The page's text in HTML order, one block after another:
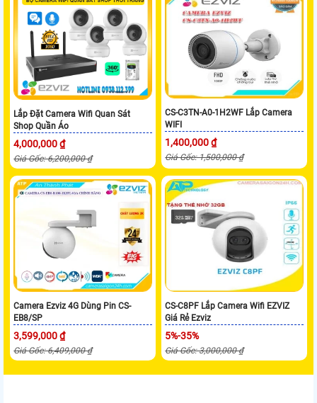
Lắp Đặt Camera Wifi Quan Sát
Shop Quần Áo
4,000,000 ₫
Giá Gốc: 6,200,000 ₫
CS-C3TN-A0-1H2WF Lắp Camera
WIFI
1,400,000 ₫
Giá Gốc: 1,500,000 ₫
Camera Ezviz 4G Dùng Pin CS-
EB8/SP
3,599,000 ₫
Giá Gốc: 6,409,000 ₫
CS-C8PF Lắp Camera Wifi EZVIZ
Giá Rẻ Ezviz
5%-35%
Giá Gốc: 3,000,000 ₫